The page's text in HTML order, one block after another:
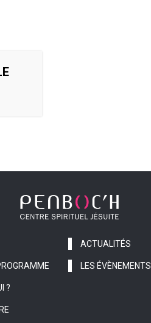
?
ACTUALITÉS
LES ÉVÈNEMENTS